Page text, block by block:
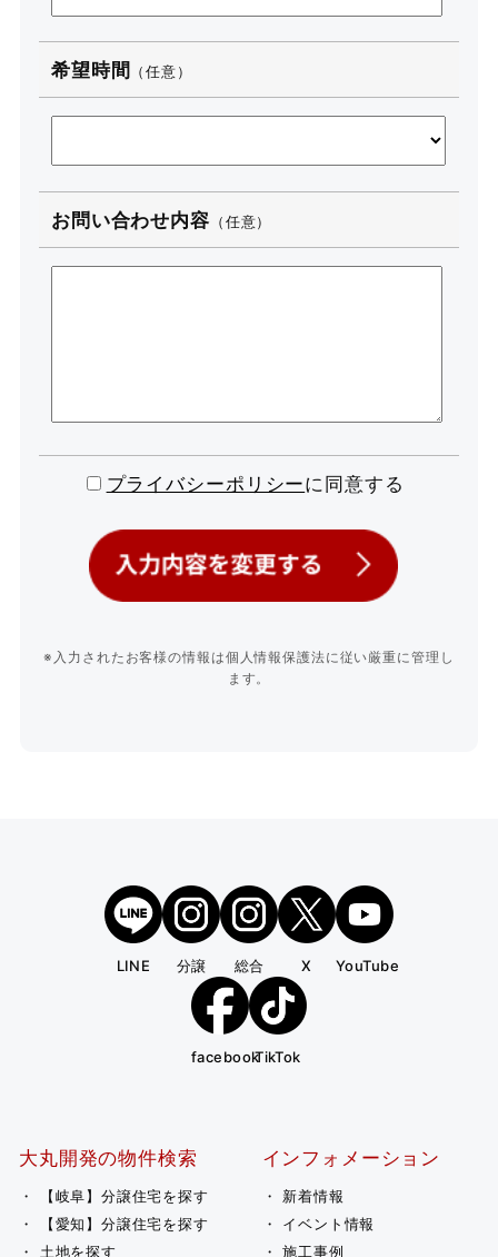
希望時間 （任意）
お問い合わせ内容 （任意）
プライバシーポリシーに同意する
※入力されたお客様の情報は個人情報保護法に従い厳重に管理し
ます。
LINE 分譲 総合 X YouTube
facebookTikTok
大丸開発の物件検索
【岐阜】分譲住宅を探す
【愛知】分譲住宅を探す
土地を探す
インフォメーション
新着情報
イベント情報
施工事例